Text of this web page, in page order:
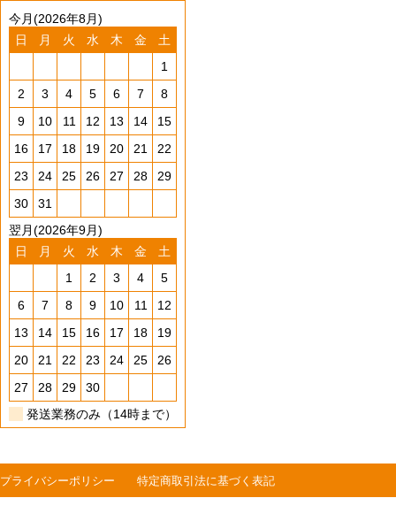
今月(2026年8月)
日
月 火 水 木 金
土
1
2
3 4 5 6 7
8
9
10 11 12 13 14
15
16
17 18 19 20 21
22
23
24 25 26 27 28
29
30
31
翌月(2026年9月)
日
月 火 水 木 金
土
1
2 3 4
5
6
7 8 9 10 11
12
13
14 15 16 17 18
19
20
21 22 23 24 25
26
27
28 29
30
発送業務のみ（14時まで）
プライバシーポリシー 特定商取引法に基づく表記